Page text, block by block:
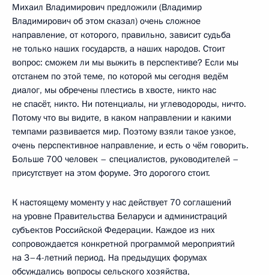
Михаил Владимирович предложили (Владимир
Владимирович об этом сказал) очень сложное
направление, от которого, правильно, зависит судьба
не только наших государств, а наших народов. Стоит
вопрос: сможем ли мы выжить в перспективе? Если мы
отстанем по этой теме, по которой мы сегодня ведём
диалог, мы обречены плестись в хвосте, никто нас
не спасёт, никто. Ни потенциалы, ни углеводороды, ничто.
Потому что вы видите, в каком направлении и какими
темпами развивается мир. Поэтому взяли такое узкое,
очень перспективное направление, и есть о чём говорить.
Больше 700 человек – специалистов, руководителей –
присутствует на этом форуме. Это дорогого стоит.
К настоящему моменту у нас действует 70 соглашений
на уровне Правительства Беларуси и администраций
субъектов Российской Федерации. Каждое из них
сопровождается конкретной программой мероприятий
на 3–4-летний период. На предыдущих форумах
обсуждались вопросы сельского хозяйства,